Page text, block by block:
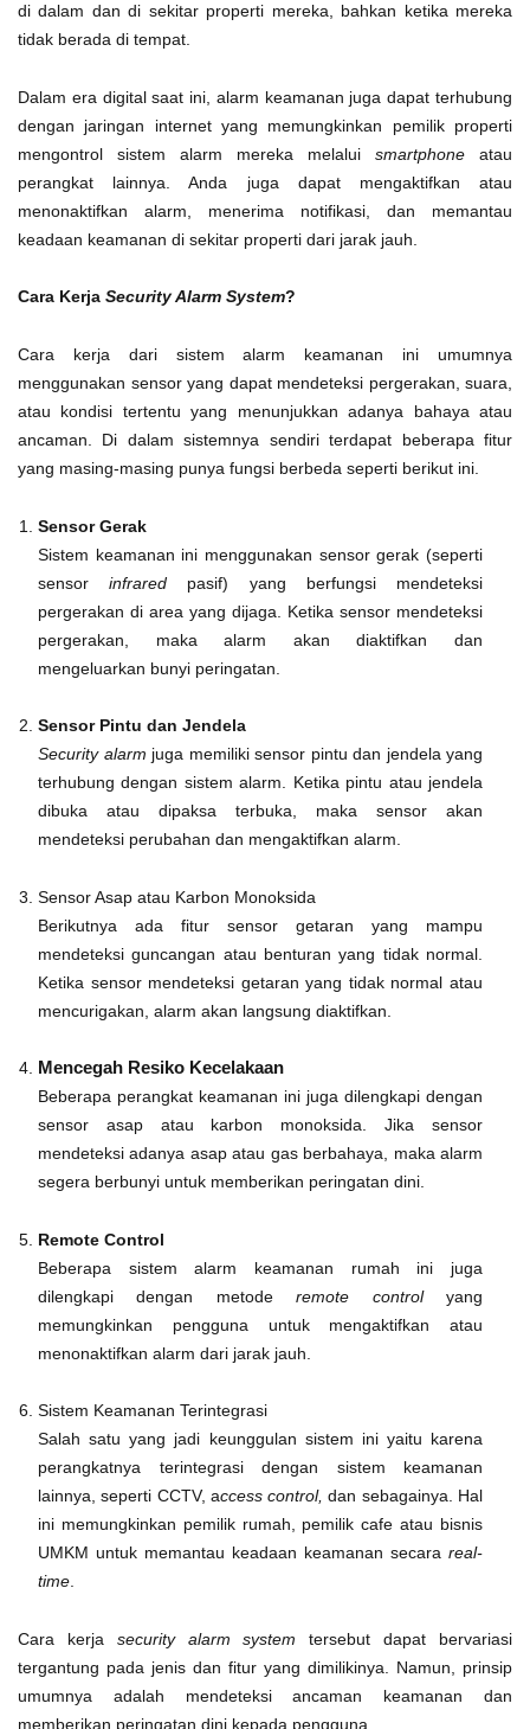
di dalam dan di sekitar properti mereka, bahkan ketika mereka
tidak berada di tempat.
Dalam era digital saat ini, alarm keamanan juga dapat terhubung
dengan jaringan internet yang memungkinkan pemilik properti
mengontrol sistem alarm mereka melalui smartphone atau
perangkat lainnya. Anda juga dapat mengaktifkan atau
menonaktifkan alarm, menerima notifikasi, dan memantau
keadaan keamanan di sekitar properti dari jarak jauh.
Cara Kerja Security Alarm System?
Cara kerja dari sistem alarm keamanan ini umumnya
menggunakan sensor yang dapat mendeteksi pergerakan, suara,
atau kondisi tertentu yang menunjukkan adanya bahaya atau
ancaman. Di dalam sistemnya sendiri terdapat beberapa fitur
yang masing-masing punya fungsi berbeda seperti berikut ini.
Sensor Gerak
Sistem keamanan ini menggunakan sensor gerak (seperti
sensorinfrared pasif) yang berfungsi mendeteksi
pergerakan di area yang dijaga. Ketika sensor mendeteksi
pergerakan, maka alarm akan diaktifkan dan
mengeluarkan bunyi peringatan.
Sensor Pintu dan Jendela
Security alarm juga memiliki sensor pintu dan jendela yang
terhubung dengan sistem alarm. Ketika pintu atau jendela
dibuka atau dipaksa terbuka, maka sensor akan
mendeteksi perubahan dan mengaktifkan alarm.
Sensor Asap atau Karbon Monoksida
Berikutnya ada fitur sensor getaran yang mampu
mendeteksi guncangan atau benturan yang tidak normal.
Ketika sensor mendeteksi getaran yang tidak normal atau
mencurigakan, alarm akan langsung diaktifkan.
Mencegah Resiko Kecelakaan
Beberapa perangkat keamanan ini juga dilengkapi dengan
sensor asap atau karbon monoksida. Jika sensor
mendeteksi adanya asap atau gas berbahaya, maka alarm
segera berbunyi untuk memberikan peringatan dini.
Remote Control
Beberapa sistem alarm keamanan rumah ini juga
dilengkapi dengan metoderemote controlyang
memungkinkan pengguna untuk mengaktifkan atau
menonaktifkan alarm dari jarak jauh.
Sistem Keamanan Terintegrasi
Salah satu yang jadi keunggulan sistem ini yaitu karena
perangkatnya terintegrasi dengan sistem keamanan
lainnya, seperti CCTV, access control, dan sebagainya. Hal
ini memungkinkan pemilik rumah, pemilik cafe atau bisnis
UMKM untuk memantau keadaan keamanan secara real-
time.
Cara kerja security alarm system tersebut dapat bervariasi
tergantung pada jenis dan fitur yang dimilikinya. Namun, prinsip
umumnya adalah mendeteksi ancaman keamanan dan
memberikan peringatan dini kepada pengguna.